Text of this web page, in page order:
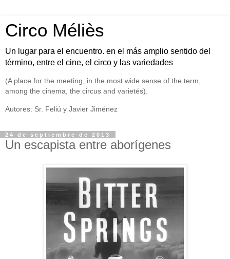
Circo Méliès
Un lugar para el encuentro. en el más amplio sentido del
término, entre el cine, el circo y las variedades
(A place for the meeting, in the most wide sense of the term,
among the cinema, the circus and varietés).
Autores: Sr. Feliú y Javier Jiménez
24 de septiembre de 2013
Un escapista entre aborígenes